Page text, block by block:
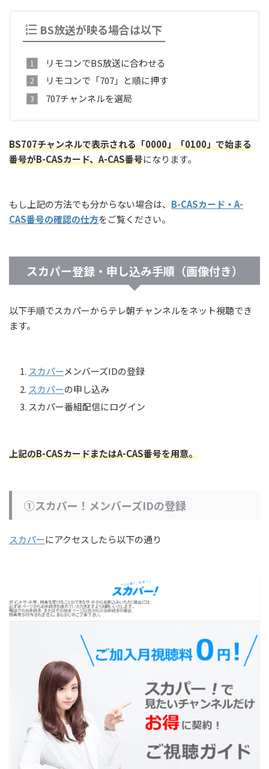
BS放送が映る場合は以下
リモコンでBS放送に合わせる
リモコンで「707」と順に押す
707チャンネルを選局
BS707チャンネルで表示される「0000」「0100」で始まる
番号がB-CASカード、A-CAS番号になります。
もし上記の方法でも分からない場合は、 B-CASカード・A-
CAS番号の確認の仕方をご覧ください。
スカパー登録・申し込み手順（画像付き）
以下手順でスカパーからテレ朝チャンネルをネット視聴でき
ます。
スカパーメンバーズIDの登録
スカパーの申し込み
スカパー番組配信にログイン
上記のB-CASカードまたはA-CAS番号を用意。
①スカパー！メンバーズIDの登録
スカパーにアクセスしたら以下の通り